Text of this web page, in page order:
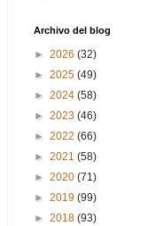
Archivo del blog
► 2026 (32)
► 2025 (49)
► 2024 (58)
► 2023 (46)
► 2022 (66)
► 2021 (58)
► 2020 (71)
► 2019 (99)
► 2018 (93)